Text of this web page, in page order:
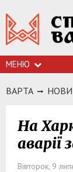
МЕНЮ
ВАРТА
На
аварії
Вівторок, 9